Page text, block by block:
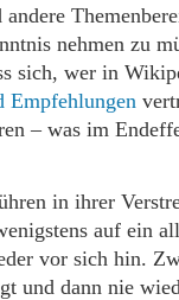
nehmen zu
sich, wer in
Empfehlungen
– was im
in ihrer
auf ein
vor sich hin.
und dann nie